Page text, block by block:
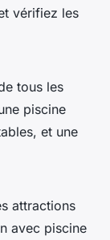
vérifiez les
tous les
piscine
et une
attractions
avec piscine